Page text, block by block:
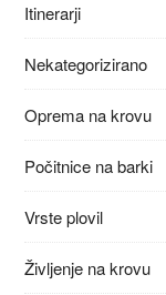
Itinerarji
Nekategorizirano
Oprema na krovu
Počitnice na barki
Vrste plovil
Življenje na krovu